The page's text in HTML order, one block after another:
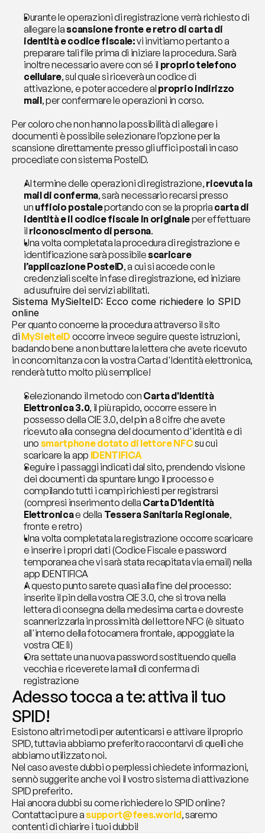
Durante le operazioni di registrazione verrà richiesto di
allegare la scansione fronte e retro di carta di
identità e codice fiscale: vi invitiamo pertanto a
preparare tali file prima di iniziare la procedura. Sarà
inoltre necessario avere con sé il proprio telefono
cellulare, sul quale si riceverà un codice di
attivazione, e poter accedere al proprio indirizzo
mail, per confermare le operazioni in corso.
Per coloro che non hanno la possibilità di allegare i
documenti è possibile selezionare l’opzione per la
scansione direttamente presso gli uffici postali in caso
procediate con sistema PosteID.
Al termine delle operazioni di registrazione, ricevuta la
mail di conferma, sarà necessario recarsi presso
un ufficio postale portando con se la propria carta di
identità e il codice fiscale in originale per effettuare
il riconoscimento di persona.
Una volta completata la procedura di registrazione e
identificazione sarà possibile scaricare
l’applicazione PosteID, a cui si accede con le
credenziali scelte in fase di registrazione, ed iniziare
ad usufruire dei servizi abilitati.
Sistema MySielteID: Ecco come richiedere lo SPID
online
Per quanto concerne la procedura attraverso il sito
di MySielteID occorre invece seguire queste istruzioni,
badando bene a non buttare la lettera che avete ricevuto
in concomitanza con la vostra Carta d'Identità elettronica,
renderà tutto molto più semplice!
Selezionando il metodo con Carta d'Identità
Elettronica 3.0, il più rapido, occorre essere in
possesso della CIE 3.0, del pin a 8 cifre che avete
ricevuto alla consegna del documento d'identità e di
uno smartphone dotato di lettore NFC su cui
scaricare la app IDENTIFICA
Seguire i passaggi indicati dal sito, prendendo visione
dei documenti da spuntare lungo il processo e
compilando tutti i campi richiesti per registrarsi
(compresi inserimento della Carta D'Identità
Elettronica e della Tessera Sanitaria Regionale,
fronte e retro)
Una volta completata la registrazione occorre scaricare
e inserire i propri dati (Codice Fiscale e password
temporanea che vi sarà stata recapitata via email) nella
app IDENTIFICA
A questo punto sarete quasi alla fine del processo:
inserite il pin della vostra CIE 3.0, che si trova nella
lettera di consegna della medesima carta e dovreste
scannerizzarla in prossimità del lettore NFC (è situato
all'interno della fotocamera frontale, appoggiate la
vostra CIE lì)
Ora settate una nuova password sostituendo quella
vecchia e riceverete la mail di conferma di
registrazione
Adesso tocca a te: attiva il tuo
SPID!
Esistono altri metodi per autenticarsi e attivare il proprio
SPID, tuttavia abbiamo preferito raccontarvi di quelli che
abbiamo utilizzato noi.
Nel caso aveste dubbi o perplessi chiedete informazioni,
sennò suggerite anche voi il vostro sistema di attivazione
SPID preferito.
Hai ancora dubbi su come richiedere lo SPID online?
Contattaci pure a support@fees.world, saremo
contenti di chiarire i tuoi dubbi!